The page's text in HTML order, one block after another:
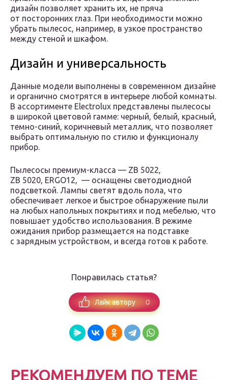
дизайн позволяет хранить их, не пряча
от посторонних глаз. При необходимости можно
убрать пылесос, например, в узкое пространство
между стеной и шкафом.
Дизайн и универсальность
Данные модели выполнены в современном дизайне
и органично смотрятся в интерьере любой комнаты.
В ассортименте Electrolux представлены пылесосы
в широкой цветовой гамме: черный, белый, красный,
темно-синий, коричневый металлик, что позволяет
выбрать оптимальную по стилю и функционалу
прибор.
Пылесосы премиум-класса — ZB 5022,
ZB 5020, ERGO12, — оснащены светодиодной
подсветкой. Лампы светят вдоль пола, что
обеспечивает легкое и быстрое обнаружение пыли
на любых напольных покрытиях и под мебелью, что
повышает удобство использования. В режиме
ожидания прибор размещается на подставке
с зарядным устройством, и всегда готов к работе.
Понравилась статья?
Лайк автору 0
РЕКОМЕНДУЕМ ПО ТЕМЕ